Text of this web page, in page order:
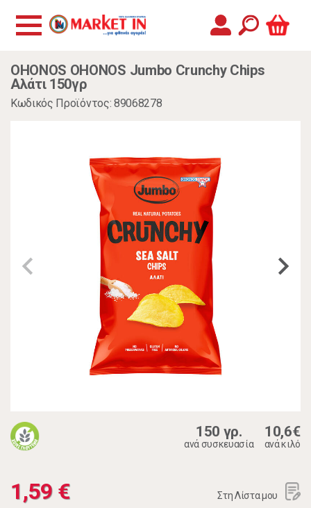
OHONOS OHONOS Jumbo Crunchy Chips
Αλάτι 150γρ
Κωδικός Προϊόντος: 89068278
150 γρ.
ανά συσκευασία
10,6€
ανά κιλό
1,59 € Στη Λίστα μου